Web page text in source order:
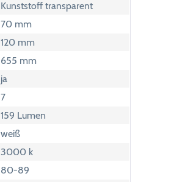
Kunststoff transparent
70 mm
120 mm
655 mm
ja
7
159 Lumen
weiß
3000 k
80-89